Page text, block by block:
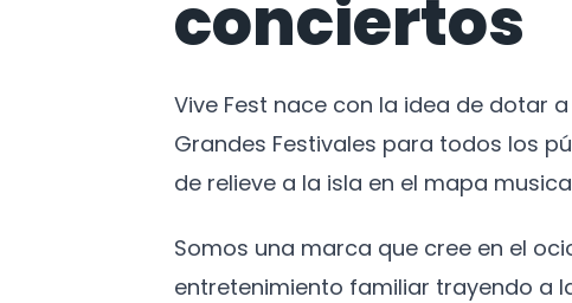
conciertos
Vive Fest nace con la idea de dotar
Grandes Festivales para todos los
de relieve a la isla en el mapa
Somos una marca que cree en el
entretenimiento familiar trayendo a